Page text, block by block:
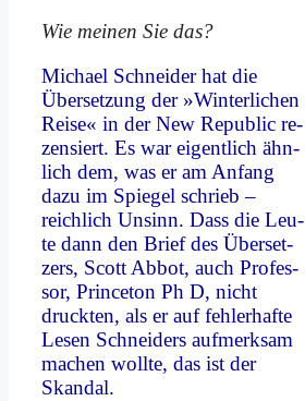
Wie mei­nen Sie das?
Mi­cha­el Schnei­der hat die
Über­set­zung der »Win­ter­li­chen
Rei­se« in der New Re­pu­blic re­
zen­siert. Es war ei­gent­lich ähn­
lich dem, was er am An­fang
da­zu im Spie­gel schrieb –
reich­lich Un­sinn. Dass die Leu­
te dann den Brief des Über­set­
zers, Scott Ab­bot, auch Pro­fes­
sor, Prin­ce­ton Ph D, nicht
druck­ten, als er auf feh­ler­haf­te
Le­sen Schnei­ders auf­merk­sam
ma­chen woll­te, das ist der
Skan­dal.